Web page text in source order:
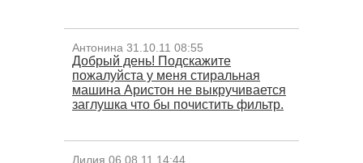
Антонина 31.10.11 08:55
Добрый день! Подскажите
пожалуйста у меня стиральная
машина Аристон не выкручивается
заглушка что бы почистить фильтр.
Лилия 06.08.11 14:44